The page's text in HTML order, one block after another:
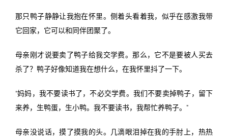
那只鸭子静静让我抱在怀里。侧着头看着我，似乎在感激我带
它回家，它可以和同伴团聚了。
母亲刚才说要卖了鸭子给我交学费。那么，它不是要被人买去
杀了？鸭子好像知道我在想什么，在我怀里抖了一下。
“妈妈，我不要读书了，不必交学费。我们不要卖掉鸭子，留下
来养，生鸭蛋，生小鸭。我不要读书，我帮忙养鸭子。”
母亲没说话，摸了摸我的头。几滴眼泪掉在我的手肘上，热热